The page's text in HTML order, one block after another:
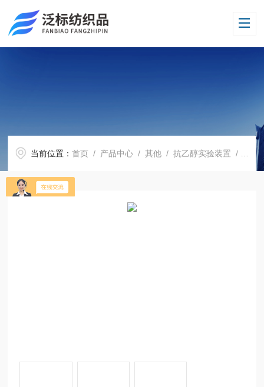
当前位置：首页 / 产品中心 /其他 /抗乙醇实验装置 / G202抗有机溶剂沾湿渗透测试仪 抗乙醇实验装置